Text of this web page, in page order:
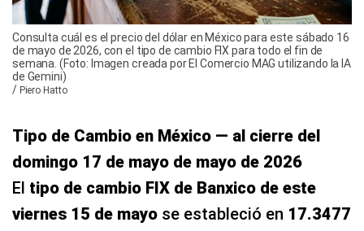
Consulta cuál es el precio del dólar en México para este sábado 16
de mayo de 2026, con el tipo de cambio FIX para todo el fin de
semana. (Foto: Imagen creada por El Comercio MAG utilizando la IA
de Gemini)
/ Piero Hatto
Tipo de Cambio en México — al cierre del
domingo 17 de mayo de mayo de 2026
El tipo de cambio FIX de Banxico de este
viernes 15 de mayo se estableció en 17.3477